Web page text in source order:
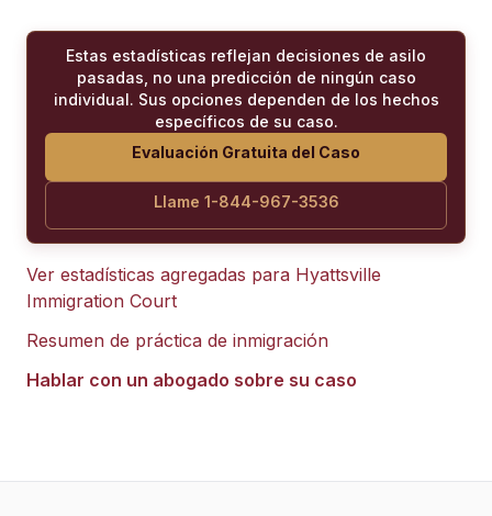
Estas estadísticas reflejan decisiones de asilo
pasadas, no una predicción de ningún caso
individual. Sus opciones dependen de los hechos
específicos de su caso.
Evaluación Gratuita del Caso
Llame 1-844-967-3536
Ver estadísticas agregadas para Hyattsville
Immigration Court
Resumen de práctica de inmigración
Hablar con un abogado sobre su caso